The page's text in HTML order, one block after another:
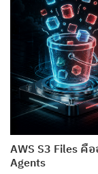
AWS S3 Files คื
Agents